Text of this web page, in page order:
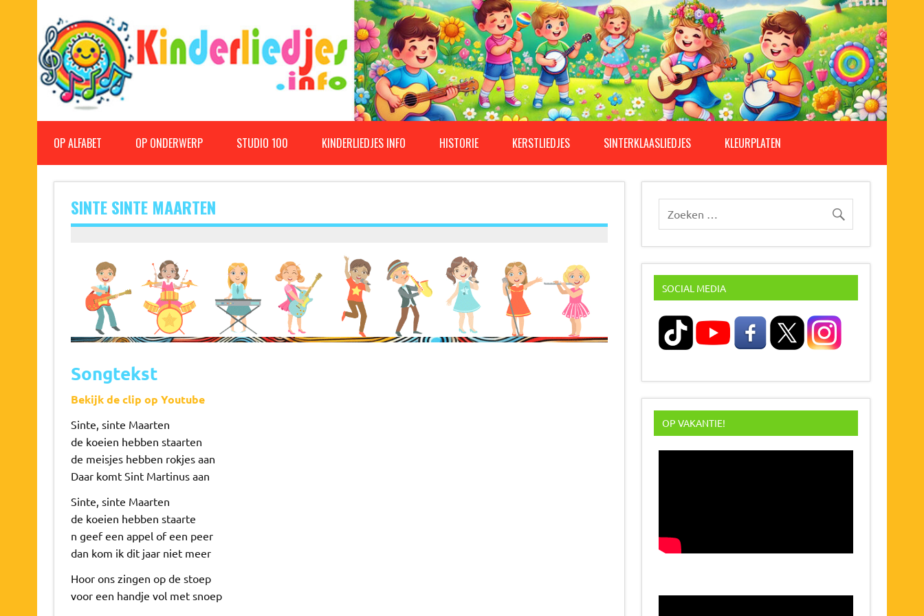
Kinderliedjes
OP ALFABET OP ONDERWERP STUDIO 100 KINDERLIEDJES INFO HISTORIE KERSTLIEDJES SINTERKLAASLIEDJES KLEURPLATEN
SINTE SINTE MAARTEN
Songtekst
Bekijk de clip op Youtube
Sinte, sinte Maarten
de koeien hebben staarten
de meisjes hebben rokjes aan
Daar komt Sint Martinus aan
Sinte, sinte Maarten
de koeien hebben staarte
n geef een appel of een peer
dan kom ik dit jaar niet meer
Hoor ons zingen op de stoep
voor een handje vol met snoep
SOCIAL MEDIA
OP VAKANTIE!